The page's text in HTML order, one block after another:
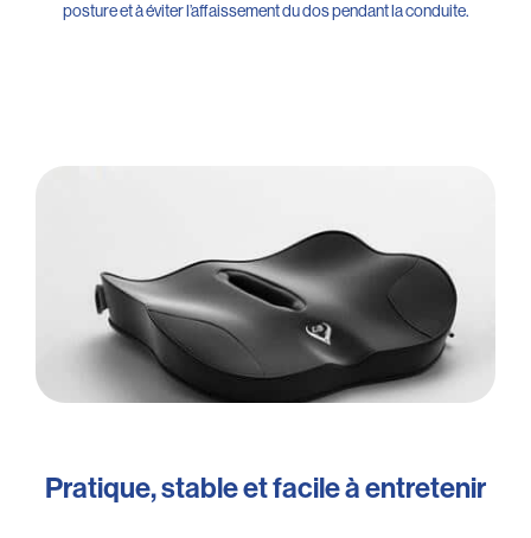
posture et à éviter l’affaissement du dos pendant la conduite.
Pratique, stable et facile à entretenir